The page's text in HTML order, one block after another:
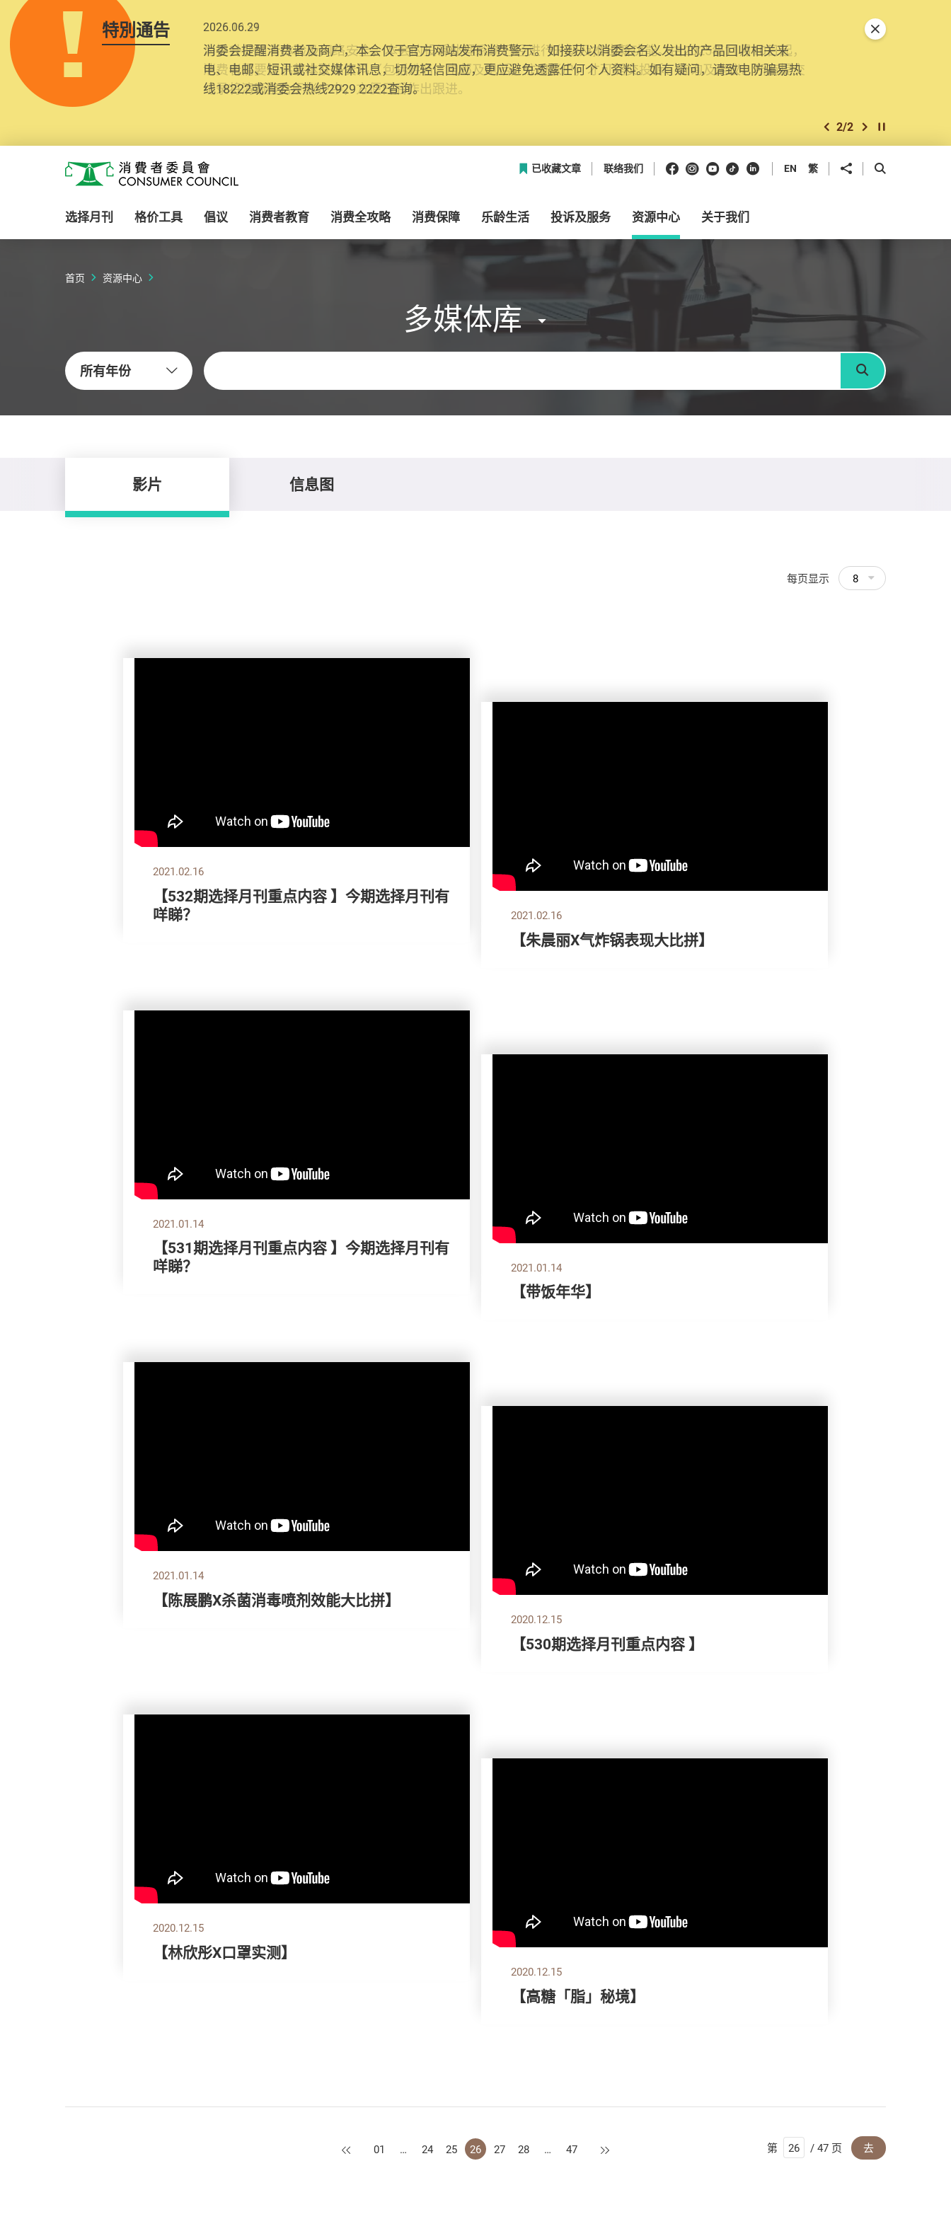
特別通告 2025.10.31
为提升使用者体验及网络安全，本会的投诉处理系统已经进行升级及推出新功能。由2025年11月10日起，
消费者需要提供基本联络资料（包括姓名、电邮及电话）注册帐户，才可提交投诉、查询及建议。所有提交
纪录将清晰整合于帐户中，方便日后作出跟进。
上一个
2/2 下一个开始/暂停幻灯
关闭特別通告
消费者委员会
已收藏文章 联络我们 Facebook
Instagram
Youtube
抖音领英 EN 繁 分享到 开启搜寻框
选择月刊 格价工具 倡议 消费者教育 消费全攻略 消费保障 乐龄生活 投诉及服务 资源中心 关于我们
首页 资源中心
多媒体库
所有年份
关键字
搜寻
影片 信息图
每页显示 8
2021.02.16
【532期选择月刊重点内容 】今期选择月刊有
咩睇？
2021.02.16
【朱晨丽X气炸锅表现大比拼】
2021.01.14
【531期选择月刊重点内容 】今期选择月刊有
咩睇？
2021.01.14
【带饭年华】
2021.01.14
【陈展鹏X杀菌消毒喷剂效能大比拼】
2020.12.15
【530期选择月刊重点内容 】
2020.12.15
【林欣彤X口罩实测】
2020.12.15
【高糖「脂」秘境】
上一页
01 … 24 25 26 27 28 … 47 下一页 第 / 47 页 去